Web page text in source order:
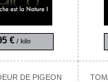
€/ kilo
DE PIGEON